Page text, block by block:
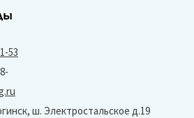
53
ш. Электростальское д.19